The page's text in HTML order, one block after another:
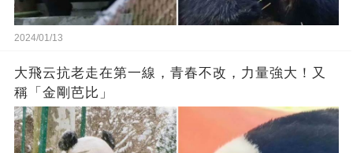
2024/01/13
大飛云抗老走在第一線，青春不改，力量強大！又
稱「金剛芭比」